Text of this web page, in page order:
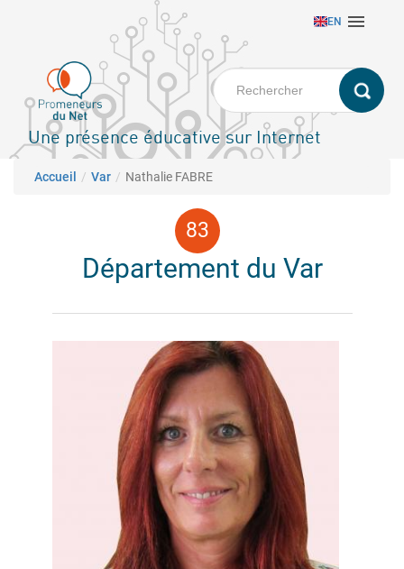
principal
EN 
Une présence éducative sur Internet
Fil d'Ariane
Accueil Var Nathalie FABRE
Département du Var